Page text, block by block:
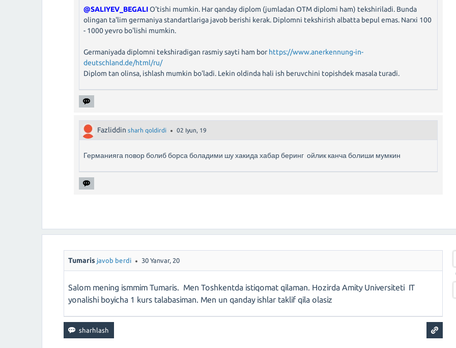
@SALIYEV_BEGALIO'tishi mumkin. Har qanday diplom (jumladan OTM diplomi ham) tekshiriladi. Bunda
olingan ta'lim germaniya standartlariga javob berishi kerak. Diplomni tekshirish albatta bepul emas. Narxi 100
- 1000 yevro bo'lishi mumkin.
Germaniyada diplomni tekshiradigan rasmiy sayti ham borhttps://www.anerkennung-in-
deutschland.de/html/ru/
Diplom tan olinsa, ishlash mumkin bo'ladi. Lekin oldinda hali ish beruvchini topishdek masala turadi.
Fazliddin sharh qoldirdi 02 Iyun, 19
Германияга повор болиб борса боладими шу хакида хабар беринг ойлик канча болиши мумкин
Tumaris javob berdi 30 Yanvar, 20
Salom mening ismmim Tumaris. Men Toshkentda istiqomat qilaman. Hozirda Amity Universiteti IT
yonalishi boyicha 1 kurs talabasiman. Men un qanday ishlar taklif qila olasiz